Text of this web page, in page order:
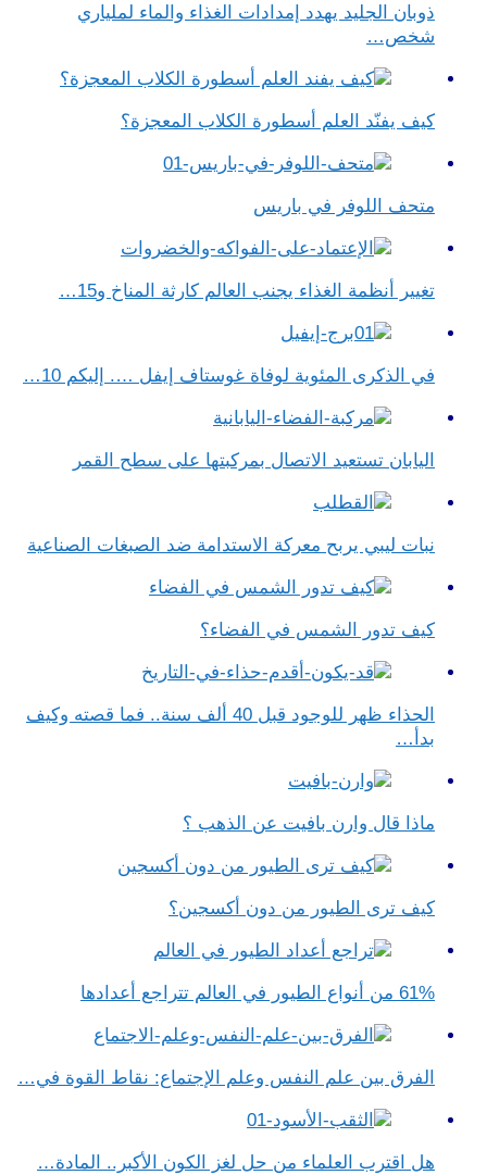
ذوبان الجليد يهدد إمدادات الغذاء والماء لملياري
شخص…
كيف يفنّد العلم أسطورة الكلاب المعجزة؟
متحف اللوفر في باريس
تغيير أنظمة الغذاء يجنب العالم كارثة المناخ و15…
في الذكرى المئوية لوفاة غوستاف إيفل …. إليكم 10…
اليابان تستعيد الاتصال بمركبتها على سطح القمر
نبات ليبي يربح معركة الاستدامة ضد الصبغات الصناعية
كيف تدور الشمس في الفضاء؟
الحذاء ظهر للوجود قبل 40 ألف سنة.. فما قصته وكيف
بدأ…
ماذا قال وارن بافيت عن الذهب ؟
كيف ترى الطيور من دون أكسجين؟
61% من أنواع الطيور في العالم تتراجع أعدادها
الفرق بين علم النفس وعلم الإجتماع​: نقاط القوة في…
هل اقترب العلماء من حل لغز الكون الأكبر.. المادة…